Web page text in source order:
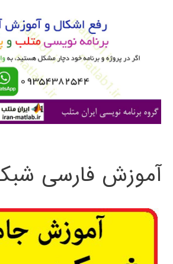
ی
آموزش فارسی